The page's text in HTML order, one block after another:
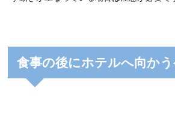
食事の後にホテルへ向か